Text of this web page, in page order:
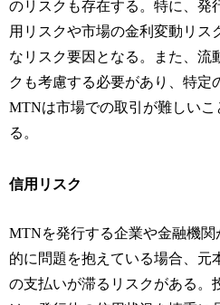
のリスクも存在する。特に、発
用リスクや市場の金利変動リス
なリスク要因となる。また、流
クも考慮する必要があり、特定
MTNは市場での取引が難しいこ
る。
信用リスク
MTNを発行する企業や金融機関
的に問題を抱えている場合、元
の支払いが滞るリスクがある。